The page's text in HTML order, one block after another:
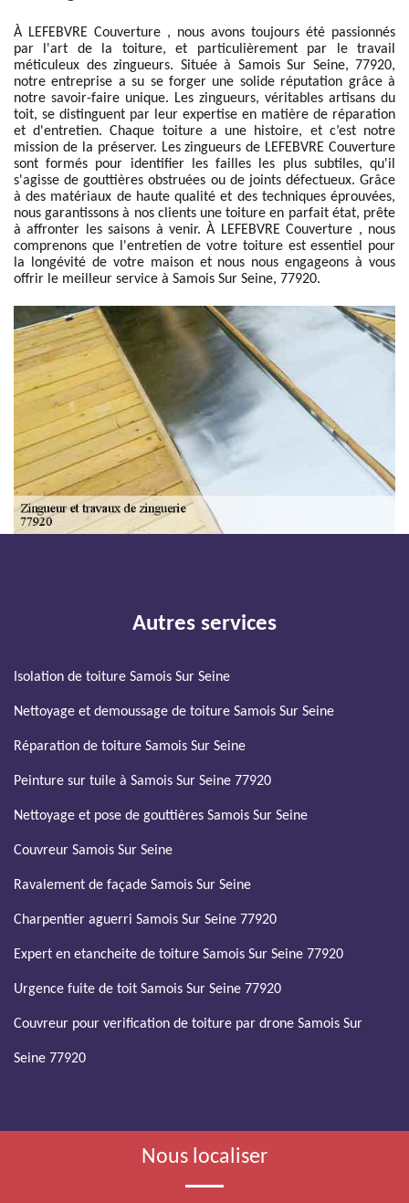
À LEFEBVRE Couverture , nous avons toujours été passionnés
par l'art de la toiture, et particulièrement par le travail
méticuleux des zingueurs. Située à Samois Sur Seine, 77920,
notre entreprise a su se forger une solide réputation grâce à
notre savoir-faire unique. Les zingueurs, véritables artisans du
toit, se distinguent par leur expertise en matière de réparation
et d'entretien. Chaque toiture a une histoire, et c’est notre
mission de la préserver. Les zingueurs de LEFEBVRE Couverture
sont formés pour identifier les failles les plus subtiles, qu'il
s'agisse de gouttières obstruées ou de joints défectueux. Grâce
à des matériaux de haute qualité et des techniques éprouvées,
nous garantissons à nos clients une toiture en parfait état, prête
à affronter les saisons à venir. À LEFEBVRE Couverture , nous
comprenons que l'entretien de votre toiture est essentiel pour
la longévité de votre maison et nous nous engageons à vous
offrir le meilleur service à Samois Sur Seine, 77920.
Autres services
Isolation de toiture Samois Sur Seine
Nettoyage et demoussage de toiture Samois Sur Seine
Réparation de toiture Samois Sur Seine
Peinture sur tuile à Samois Sur Seine 77920
Nettoyage et pose de gouttières Samois Sur Seine
Couvreur Samois Sur Seine
Ravalement de façade Samois Sur Seine
Charpentier aguerri Samois Sur Seine 77920
Expert en etancheite de toiture Samois Sur Seine 77920
Urgence fuite de toit Samois Sur Seine 77920
Couvreur pour verification de toiture par drone Samois Sur
Seine 77920
Nous localiser